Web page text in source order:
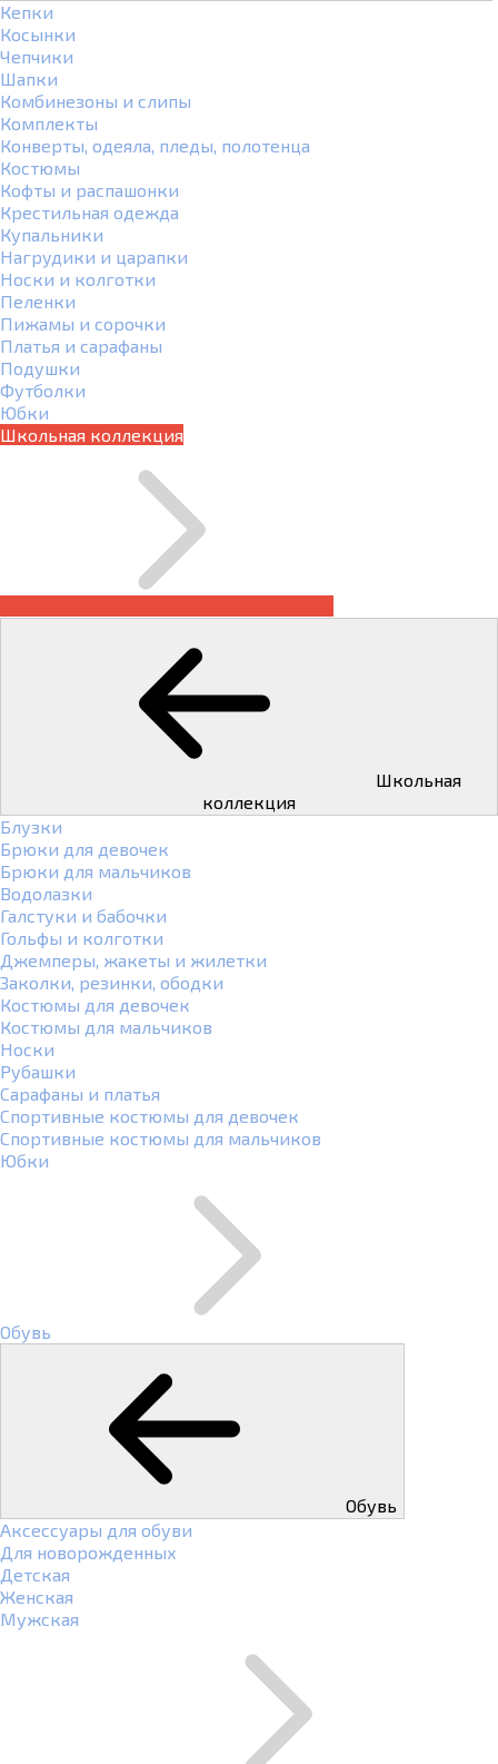
Кепки
Косынки
Чепчики
Шапки
Комбинезоны и слипы
Комплекты
Конверты, одеяла, пледы, полотенца
Костюмы
Кофты и распашонки
Крестильная одежда
Купальники
Нагрудики и царапки
Носки и колготки
Пеленки
Пижамы и сорочки
Платья и сарафаны
Подушки
Футболки
Юбки
Школьная коллекция
коллекция
Блузки
Брюки для девочек
Брюки для мальчиков
Водолазки
Галстуки и бабочки
Гольфы и колготки
Джемперы, жакеты и жилетки
Заколки, резинки, ободки
Костюмы для девочек
Костюмы для мальчиков
Носки
Рубашки
Сарафаны и платья
Спортивные костюмы для девочек
Спортивные костюмы для мальчиков
Юбки
Обувь
Обувь
Аксессуары для обуви
Для новорожденных
Детская
Женская
Мужская